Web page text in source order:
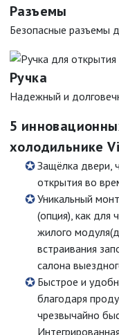
Разъемы
Безопасные разъемы
Ручка
Надежный и
5
холодильнике
Защёлка двери,
открытия во
Уникальный
(опция), как для
жилого
встраивания
салона
Быстрое и
благодаря
чрезвычайно